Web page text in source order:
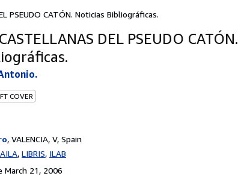
PSEUDO CATÓN. Noticias Bibliográficas.
DEL PSEUDO CATÓN.
COVER
, VALENCIA, V, Spain
AILA LIBRIS ILAB
March 21, 2006